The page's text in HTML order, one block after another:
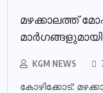
മഴക്കാലത്ത്
KGM NEWS
കോ​ഴി​ക്കോ​ട്: